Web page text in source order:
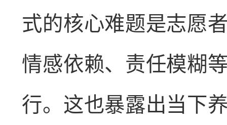
式的核心难题是志愿
情感依赖、责任模糊
行。这也暴露出当下